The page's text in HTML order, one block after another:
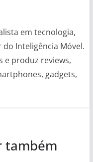
em tecnologia,
Inteligência Móvel.
e produz reviews,
gadgets,
também